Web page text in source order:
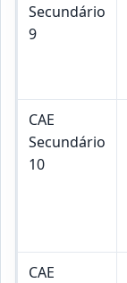
Secundário
9
CAE
Secundário
10
CAE